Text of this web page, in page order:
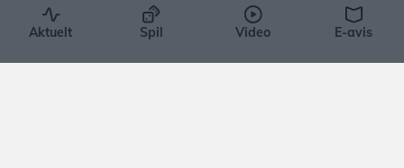
Aktuelt
Aktuelt Spil Video E-avis